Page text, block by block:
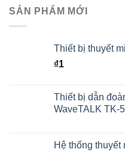
SẢN PHẨM MỚI
Thiết bị thuyết
₫1
Thiết bị dẫn
WaveTALK TK-
Hệ thống thuyết